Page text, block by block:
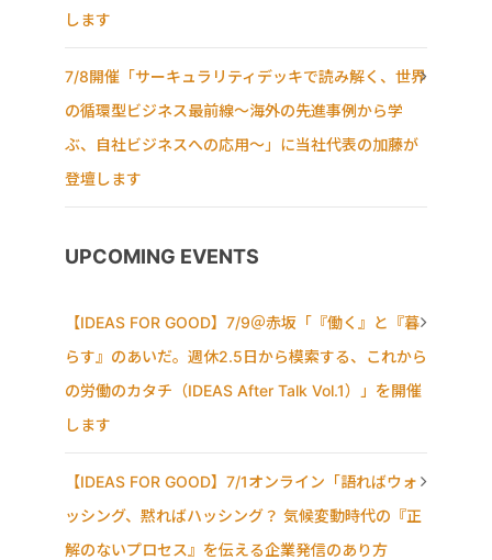
します
7/8開催「サーキュラリティデッキで読み解く、世界
の循環型ビジネス最前線〜海外の先進事例から学
ぶ、自社ビジネスへの応用〜」に当社代表の加藤が
登壇します
UPCOMING EVENTS
【IDEAS FOR GOOD】7/9＠赤坂「『働く』と『暮
らす』のあいだ。週休2.5日から模索する、これから
の労働のカタチ（IDEAS After Talk Vol.1）」を開催
します
【IDEAS FOR GOOD】7/1オンライン「語ればウォ
ッシング、黙ればハッシング？ 気候変動時代の『正
解のないプロセス』を伝える企業発信のあり方